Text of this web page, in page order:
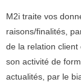
M2i traite vos
raisons/finalités,
de la relation
son activité de
actualités, par le